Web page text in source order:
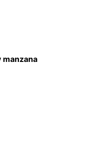
manzana